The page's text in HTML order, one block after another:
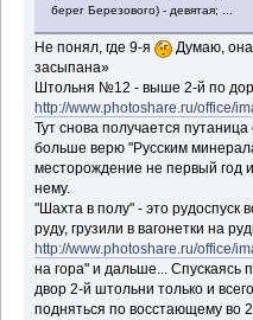
берег Березового) - девятая; ...
Не понял, где 9-я
Думаю,
засыпана»
Штольня №12 - выше 2-й по
http://www.photoshare.ru/office/
Тут снова получается
больше верю "Русским
месторождение не первый год
нему.
"Шахта в полу" - это рудоспуск
руду, грузили в вагонетки на
http://www.photoshare.ru/office/
на гора" и дальше... Спускаясь
двор 2-й штольни только и
подняться по восстающему во